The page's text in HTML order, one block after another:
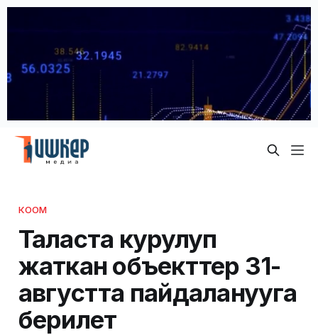
КООМ
Таласта курулуп
жаткан объекттер 31-
августта пайдаланууга
берилет